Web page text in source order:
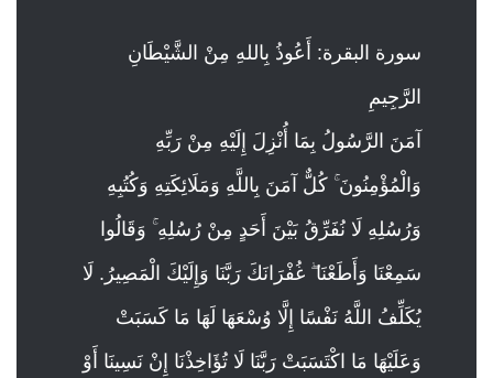
سورة البقرة: أَعُوذُ بِاللهِ مِنْ الشَّيْطَانِ
الرَّجِيمِ
آمَنَ الرَّسُولُ بِمَا أُنْزِلَ إِلَيْهِ مِنْ رَبِّهِ
وَالْمُؤْمِنُونَ ۚ كُلٌّ آمَنَ بِاللَّهِ وَمَلَائِكَتِهِ وَكُتُبِهِ
وَرُسُلِهِ لَا نُفَرِّقُ بَيْنَ أَحَدٍ مِنْ رُسُلِهِ ۚ وَقَالُوا
سَمِعْنَا وَأَطَعْنَا ۖ غُفْرَانَكَ رَبَّنَا وَإِلَيْكَ الْمَصِيرُ. لَا
يُكَلِّفُ اللَّهُ نَفْسًا إِلَّا وُسْعَهَا لَهَا مَا كَسَبَتْ
وَعَلَيْهَا مَا اكْتَسَبَتْ رَبَّنَا لَا تُؤَاخِذْنَا إِنْ نَسِينَا أَوْ